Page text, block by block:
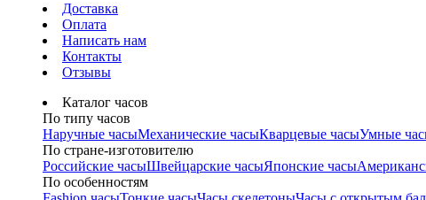
Доставка
Оплата
Написать нам
Контакты
Отзывы
Каталог часов
По типу часов
Наручные часыМеханические часыКварцевые часыУмные
По стране-изготовителю
Российские часыШвейцарские часыЯпонские часы
По особенностям